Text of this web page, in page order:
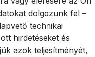
dolgozunk fel –
technikai
hirdetéseket és
azok teljesítményét,